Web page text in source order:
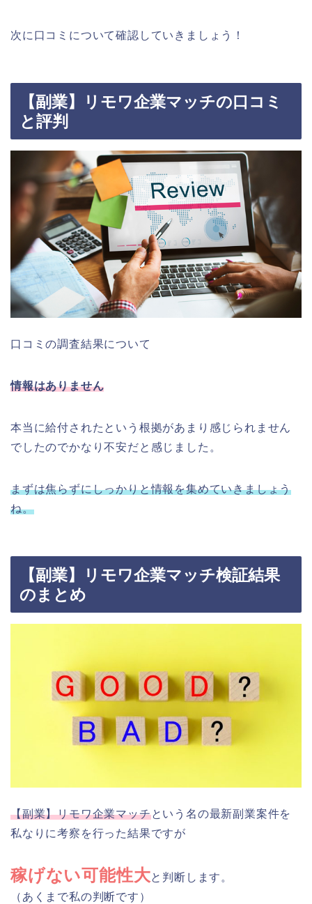
次に口コミについて確認していきましょう！
【副業】リモワ企業マッチの口コミ
と評判
口コミの調査結果について
情報はありません
本当に給付されたという根拠があまり感じられません
でしたのでかなり不安だと感じました。
まずは焦らずにしっかりと情報を集めていきましょう
ね。
【副業】リモワ企業マッチ検証結果
のまとめ
【副業】リモワ企業マッチという名の最新副業案件を
私なりに考察を行った結果ですが
稼げない可能性大と判断します。
（あくまで私の判断です）